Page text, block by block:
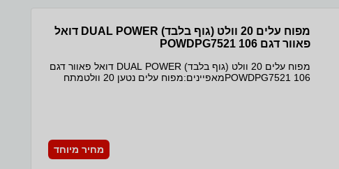
מפוח עלים 20 וולט (גוף בלבד) DUAL POWER דואל
פאוור דגם 106 POWDPG7521
מפוח עלים 20 וולט (גוף בלבד) DUAL POWER דואל פאוור דגם
106 POWDPG7521מאפיינים:מפוח עלים נטען 20 וולטמתח
מחיר מיוחד